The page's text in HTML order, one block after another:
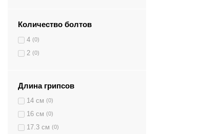
Количество болтов
4 (0)
2 (0)
Длина грипсов
14 см (0)
16 см (0)
17.3 см (0)